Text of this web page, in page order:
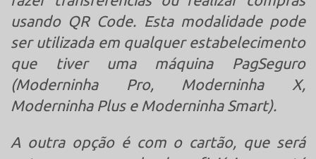
usando QR Code. Esta modalidade pode
ser utilizada em qualquer estabelecimento
que tiver uma máquina PagSeguro
(Moderninha Pro, Moderninha X,
Moderninha Plus e Moderninha Smart).
A outra opção é com o cartão, que será